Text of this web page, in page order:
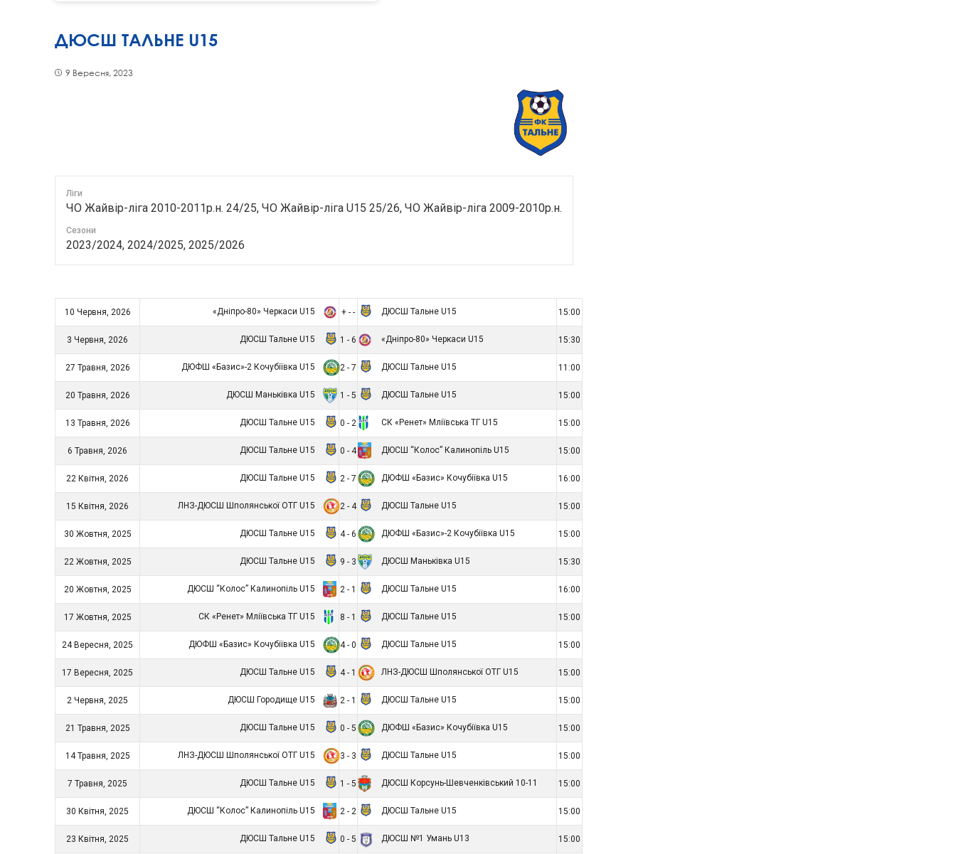
ДЮСШ ТАЛЬНЕ U15
9 Вересня, 2023
Ліги
ЧО Жайвір-ліга 2010-2011р.н. 24/25, ЧО Жайвір-ліга U15 25/26, ЧО Жайвір-ліга 2009-2010р.н.
Сезони
2023/2024, 2024/2025, 2025/2026
10 Червня, 2026 «Дніпро-80» Черкаси U15 + - - ДЮСШ Тальне U15 15:00
3 Червня, 2026 ДЮСШ Тальне U15 1 - 6 «Дніпро-80» Черкаси U15 15:30
27 Травня, 2026 ДЮФШ «Базис»-2 Кочубіївка U15 2 - 7 ДЮСШ Тальне U15 11:00
20 Травня, 2026 ДЮСШ Маньківка U15 1 - 5 ДЮСШ Тальне U15 15:00
13 Травня, 2026 ДЮСШ Тальне U15 0 - 2 СК «Ренет» Мліївська ТГ U15 15:00
6 Травня, 2026 ДЮСШ Тальне U15 0 - 4 ДЮСШ “Колос” Калинопіль U15 15:00
22 Квітня, 2026 ДЮСШ Тальне U15 2 - 7 ДЮФШ «Базис» Кочубіївка U15 16:00
15 Квітня, 2026 ЛНЗ-ДЮСШ Шполянської ОТГ U15 2 - 4 ДЮСШ Тальне U15 15:00
30 Жовтня, 2025 ДЮСШ Тальне U15 4 - 6 ДЮФШ «Базис»-2 Кочубіївка U15 15:00
22 Жовтня, 2025 ДЮСШ Тальне U15 9 - 3 ДЮСШ Маньківка U15 15:30
20 Жовтня, 2025 ДЮСШ “Колос” Калинопіль U15 2 - 1 ДЮСШ Тальне U15 16:00
17 Жовтня, 2025 СК «Ренет» Мліївська ТГ U15 8 - 1 ДЮСШ Тальне U15 15:00
24 Вересня, 2025 ДЮФШ «Базис» Кочубіївка U15 4 - 0 ДЮСШ Тальне U15 15:00
17 Вересня, 2025 ДЮСШ Тальне U15 4 - 1 ЛНЗ-ДЮСШ Шполянської ОТГ U15 15:00
2 Червня, 2025 ДЮСШ Городище U15 2 - 1 ДЮСШ Тальне U15 15:00
21 Травня, 2025 ДЮСШ Тальне U15 0 - 5 ДЮФШ «Базис» Кочубіївка U15 15:00
14 Травня, 2025 ЛНЗ-ДЮСШ Шполянської ОТГ U15 3 - 3 ДЮСШ Тальне U15 15:00
7 Травня, 2025 ДЮСШ Тальне U15 1 - 5 ДЮСШ Корсунь-Шевченківський 10-11 15:00
30 Квітня, 2025 ДЮСШ “Колос” Калинопіль U15 2 - 2 ДЮСШ Тальне U15 15:00
23 Квітня, 2025 ДЮСШ Тальне U15 0 - 5 ДЮСШ №1 Умань U13 15:00